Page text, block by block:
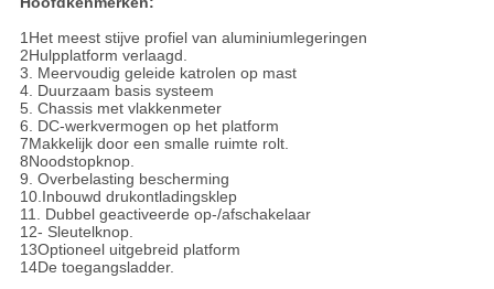
1Het meest stijve profiel van aluminiumlegeringen
2Hulpplatform verlaagd.
3. Meervoudig geleide katrolen op mast
4. Duurzaam basis systeem
5. Chassis met vlakkenmeter
6. DC-werkvermogen op het platform
7Makkelijk door een smalle ruimte rolt.
8Noodstopknop.
9. Overbelasting bescherming
10.Inbouwd drukontladingsklep
11. Dubbel geactiveerde op-/afschakelaar
12- Sleutelknop.
13Optioneel uitgebreid platform
14De toegangsladder.